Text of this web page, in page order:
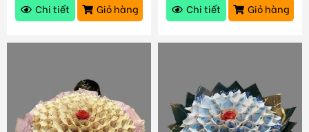
Chi tiết
Giỏ hàng
Chi tiết
Giỏ hàng